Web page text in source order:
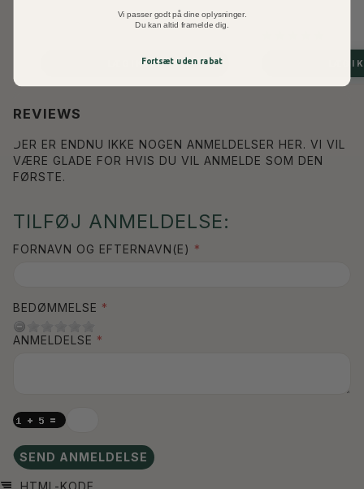
LÆG I KURV LÆG I
REVIEWS
DER ER ENDNU IKKE NOGEN ANMELDELSER HER. VI VIL
VÆRE GLADE FOR HVIS DU VIL ANMELDE SOM DEN
FØRSTE.
TILFØJ ANMELDELSE:
FORNAVN OG EFTERNAVN(E)
BEDØMMELSE
ANMELDELSE
SEND ANMELDELSE
Vi passer godt på dine oplysninger.
Du kan altid framelde dig.
Fortsæt uden rabat